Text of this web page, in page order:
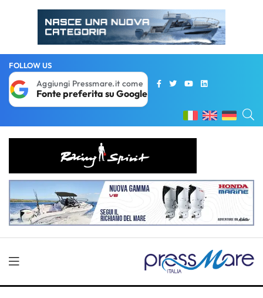
FOLLOW US
Aggiungi Pressmare.it come
Fonte preferita su Google